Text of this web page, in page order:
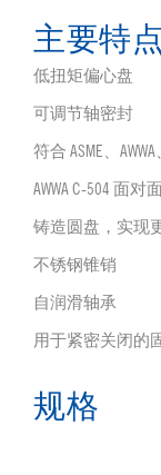
主要特点
低扭矩偏心盘
可调节轴密封
符合 ASME、
AWWA C-504 面对
铸造圆盘，实现
不锈钢锥销
自润滑轴承
用于紧密关闭的
规格